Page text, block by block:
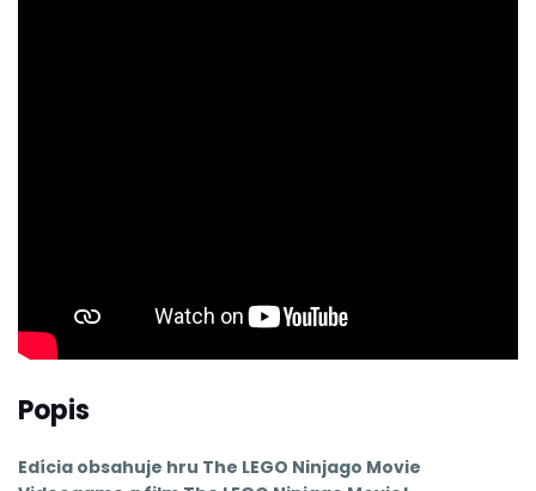
Popis
Edícia obsahuje hru The LEGO Ninjago Movie